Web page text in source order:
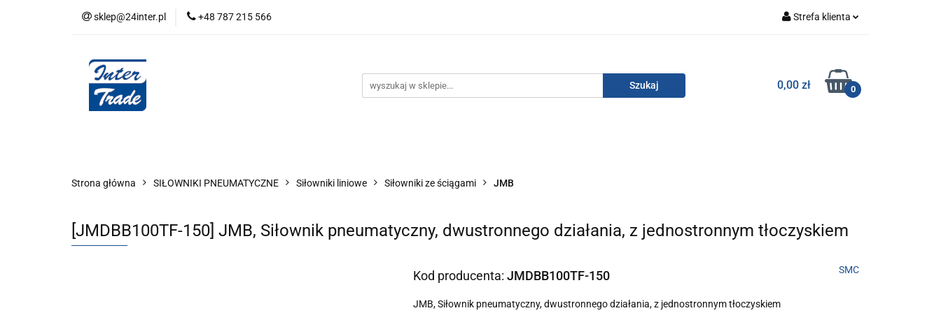
sklep@24inter.pl +48 787 215 566 Strefa klienta
Zarejestruj się
Dodaj zgłoszenie
0,00 zł 0
AUDYT SPRĘŻONEGO POWIETRZA SERIA J AUTORYZOWANY DYSTRYBUTOR SMC
AUDYT SPRĘŻONEGO POWIETRZA SERIA J AUTORYZOWANY DYSTRYBUTOR SMC
Strona główna SIŁOWNIKI PNEUMATYCZNE Siłowniki liniowe Siłowniki ze ściągami JMB
[JMDBB100TF-150] JMB, Siłownik pneumatyczny, dwustronnego działania, z jednostronnym tłoczyskiem
Kod producenta: JMDBB100TF-150 SMC
JMB, Siłownik pneumatyczny, dwustronnego działania, z jednostronnym tłoczyskiem